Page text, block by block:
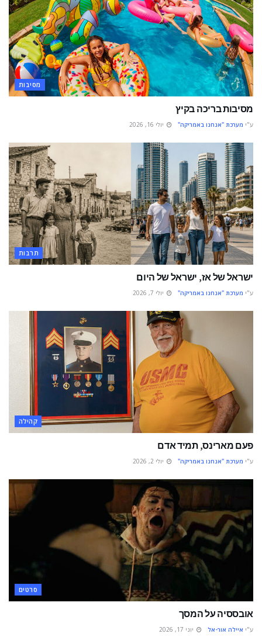
מסיבות
מסיבות בריכה בקיץ
ע"י מערכת "אנחנו באמריקה" יולי 16, 2026
תרבות
ישראל של אז, ישראל של היום
ע"י מערכת "אנחנו באמריקה" יולי 7, 2026
קהילה
פעם מארינס, תמיד אדם
ע"י מערכת "אנחנו באמריקה" יולי 2, 2026
סרטים
אובססיה על המסך
ע"י איילה אור-אל יוני 17, 2026